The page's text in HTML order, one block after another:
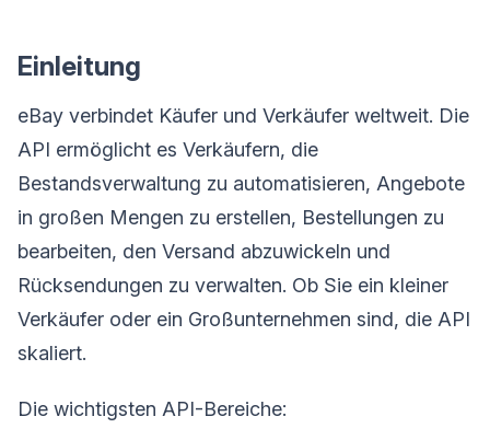
Einleitung
eBay verbindet Käufer und Verkäufer weltweit. Die
API ermöglicht es Verkäufern, die
Bestandsverwaltung zu automatisieren, Angebote
in großen Mengen zu erstellen, Bestellungen zu
bearbeiten, den Versand abzuwickeln und
Rücksendungen zu verwalten. Ob Sie ein kleiner
Verkäufer oder ein Großunternehmen sind, die API
skaliert.
Die wichtigsten API-Bereiche: